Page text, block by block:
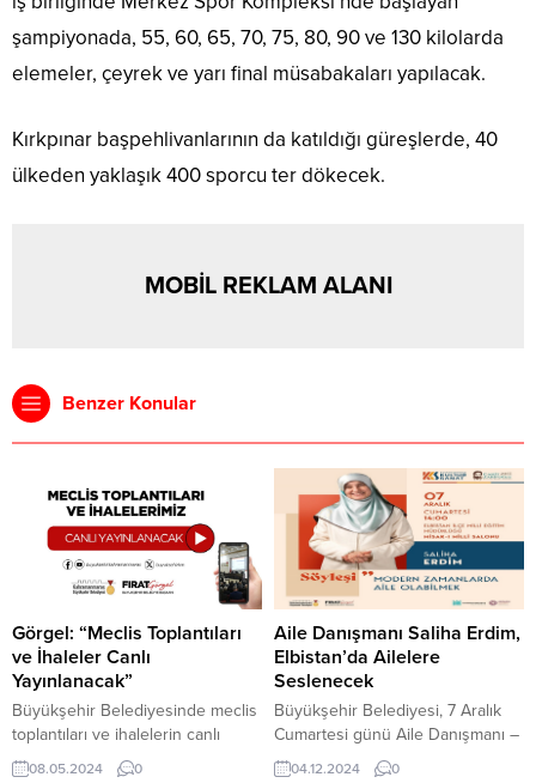
şampiyonada, 55, 60, 65, 70, 75, 80, 90 ve 130 kilolarda
elemeler, çeyrek ve yarı final müsabakaları yapılacak.
Kırkpınar başpehlivanlarının da katıldığı güreşlerde, 40
ülkeden yaklaşık 400 sporcu ter dökecek.
MOBİL REKLAM ALANI
Benzer Konular
Görgel: “Meclis Toplantıları
ve İhaleler Canlı
Yayınlanacak”
Büyükşehir Belediyesinde meclis
toplantıları ve ihalelerin canlı
yayınlanacağını belirten Başkan
08.05.2024 0
Aile Danışmanı Saliha Erdim,
Elbistan’da Ailelere
Seslenecek
Büyükşehir Belediyesi, 7 Aralık
Cumartesi günü Aile Danışmanı –
Yazar Saliha Erdim’in katılımıyla
04.12.2024 0